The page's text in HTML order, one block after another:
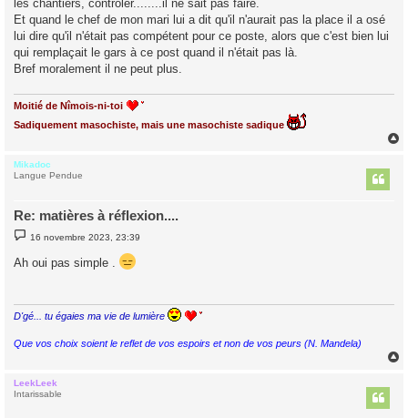
les chantiers, contrôler........il ne sait pas faire.
Et quand le chef de mon mari lui a dit qu'il n'aurait pas la place il a osé
lui dire qu'il n'était pas compétent pour ce poste, alors que c'est bien lui
qui remplaçait le gars à ce post quand il n'était pas là.
Bref moralement il ne peut plus.
Moitié de Nîmois-ni-toi
Sadiquement masochiste, mais une masochiste sadique
Mikadoc
Langue Pendue
Re: matières à réflexion....
M
e
s
16 novembre 2023, 23:39
Ah oui pas simple .
D'gé... tu égaies ma vie de lumière
Que vos choix soient le reflet de vos espoirs et non de vos peurs (N. Mandela)
LeekLeek
Intarissable